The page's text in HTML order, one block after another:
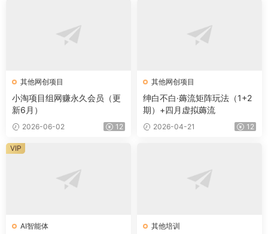
其他网创项目
小淘项目组网赚永久会员（更
新6月）
2026-06-02 12
其他网创项目
绅白不白·薅流矩阵玩法（1+2
期）+四月虚拟薅流
2026-04-21 12
AI智能体
VIP
其他培训